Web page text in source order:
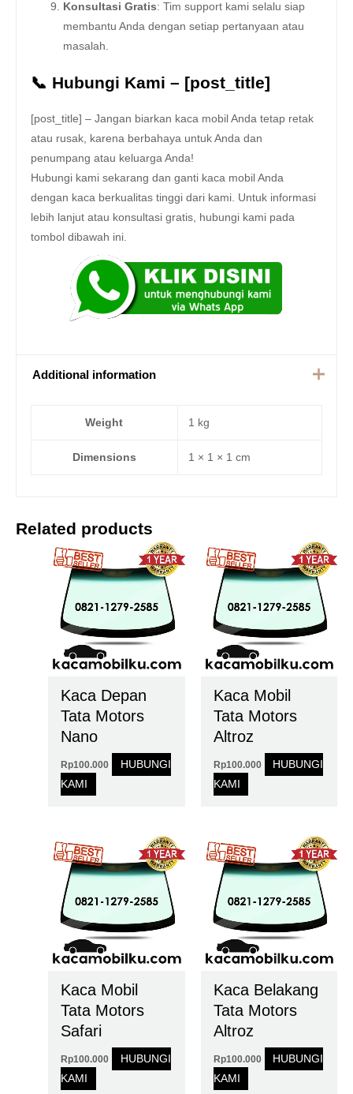
Konsultasi Gratis: Tim support kami selalu siap
membantu Anda dengan setiap pertanyaan atau
masalah.
📞 Hubungi Kami – [post_title]
[post_title] – Jangan biarkan kaca mobil Anda tetap retak
atau rusak, karena berbahaya untuk Anda dan
penumpang atau keluarga Anda!
Hubungi kami sekarang dan ganti kaca mobil Anda
dengan kaca berkualitas tinggi dari kami. Untuk informasi
lebih lanjut atau konsultasi gratis, hubungi kami pada
tombol dibawah ini.
Additional information
Weight 1 kg
Dimensions 1 × 1 × 1 cm
Related products
Kaca Depan
Tata Motors
Nano
Rp100.000
HUBUNGI
KAMI
Kaca Mobil
Tata Motors
Altroz
Rp100.000
HUBUNGI
KAMI
Kaca Mobil
Tata Motors
Safari
Rp100.000
HUBUNGI
KAMI
Kaca Belakang
Tata Motors
Altroz
Rp100.000
HUBUNGI
KAMI